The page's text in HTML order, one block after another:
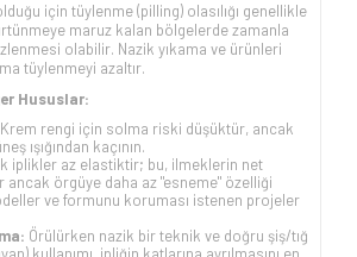
için tüylenme (pilling) olasılığı genellikle
maruz kalan bölgelerde zamanla
olabilir. Nazik yıkama ve ürünleri
tüylenmeyi azaltır.
Hususlar:
Krem rengi için solma riski düşüktür, ancak
ışığından kaçının.
iplikler az elastiktir; bu, ilmeklerin net
örgüye daha az "esneme" özelliği
ve formunu koruması istenen projeler
Örülürken nazik bir teknik ve doğru şiş/tığ